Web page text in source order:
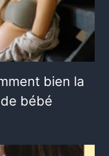
bien la
bébé